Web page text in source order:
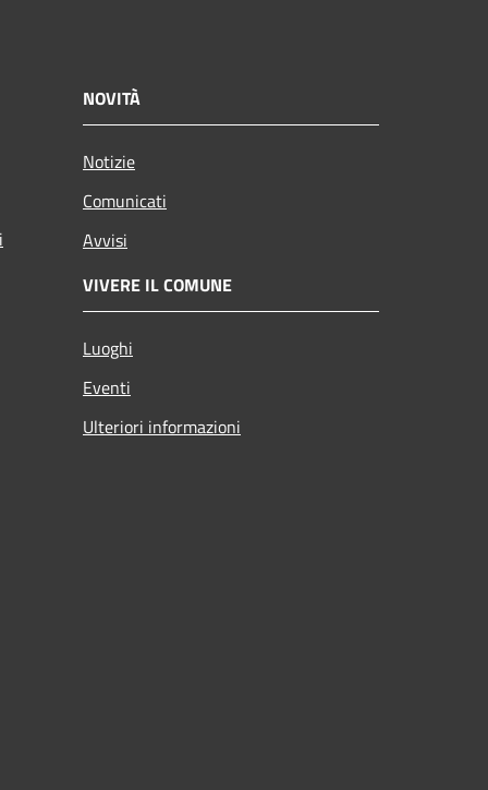
NOVITÀ
Notizie
Comunicati
Avvisi
VIVERE IL COMUNE
Luoghi
Eventi
Ulteriori informazioni